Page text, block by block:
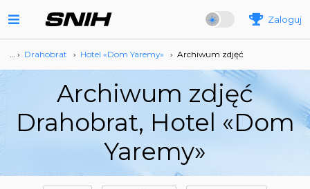
Zaloguj
… › Drahobrat › Hotel «Dom Yaremy» › Archiwum zdjęć
Archiwum zdjęć
Drahobrat, Hotel «Dom
Yaremy»